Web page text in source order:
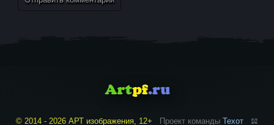
© 2014 - 2026 АРТ изображения, 12+ Проект команды Техот 𝌴